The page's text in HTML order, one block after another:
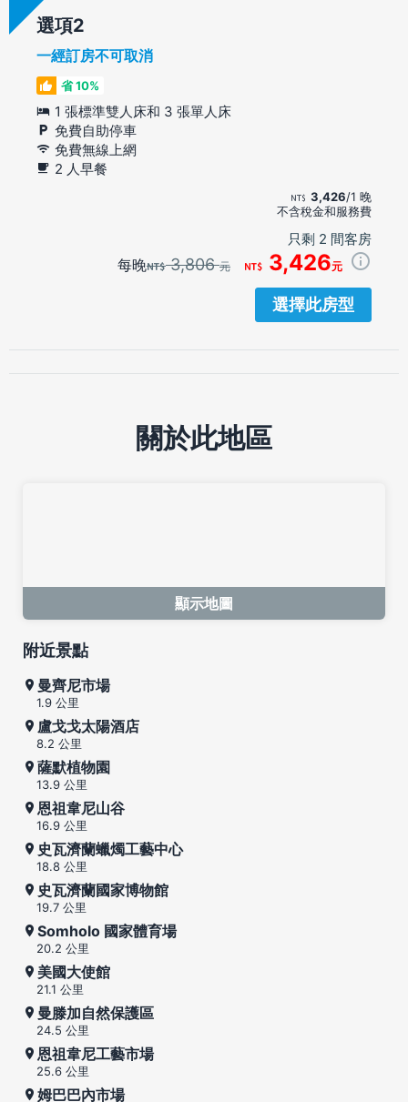
選項
一經訂房不可取消
省 10%
1 張標準雙人床和 3 張單人床
免費自助停車
免費無線上網
2 人早餐
3,426/1 晚
不含稅金和服務費
只剩 2 間客房
每晚 3,806元 3,426元
選擇此房型
關於此地區
顯示地圖
附近景點
曼齊尼市場
1.9 公里
盧戈戈太陽酒店
8.2 公里
薩默植物園
13.9 公里
恩祖韋尼山谷
16.9 公里
史瓦濟蘭蠟燭工藝中心
18.8 公里
史瓦濟蘭國家博物館
19.7 公里
Somholo 國家體育場
20.2 公里
美國大使館
21.1 公里
曼滕加自然保護區
24.5 公里
恩祖韋尼工藝市場
25.6 公里
姆巴巴內市場